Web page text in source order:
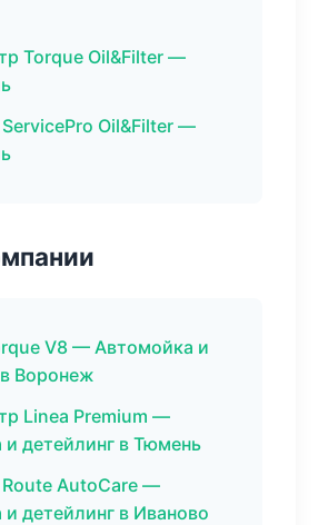
Torque Oil&Filter —
Oil&Filter —
V8 — Автомойка и
Воронеж
Linea Premium —
детейлинг в Тюмень
AutoCare —
детейлинг в Иваново